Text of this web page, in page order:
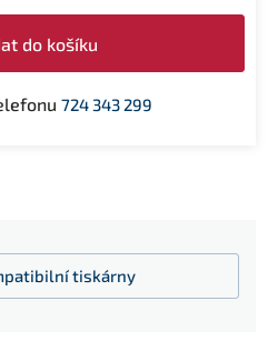
do košíku
724 343 299
tiskárny